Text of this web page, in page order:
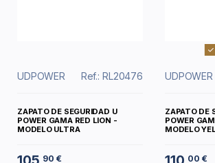
UDPOWER Ref.: RL20476
ZAPATO DE SEGURIDAD U
POWER GAMA RED LION -
MODELO ULTRA
90 €
UDPOWER
ZAPATO DE
POWER
MODELO
00 €